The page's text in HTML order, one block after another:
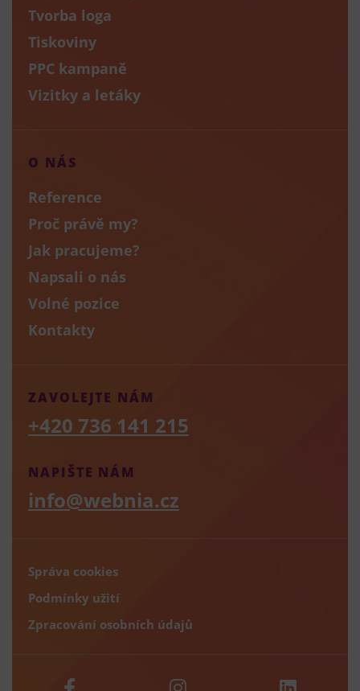
Tvorba loga
Tiskoviny
PPC kampaně
Vizitky a letáky
O NÁS
Reference
Proč právě my?
Jak pracujeme?
Napsali o nás
Volné pozice
Kontakty
NAPIŠTE NÁM
info@webnia.cz
ZAVOLEJTE NÁM
+420 736 141 215
Správa cookies
Podmínky užití
Zpracování osobních údajů